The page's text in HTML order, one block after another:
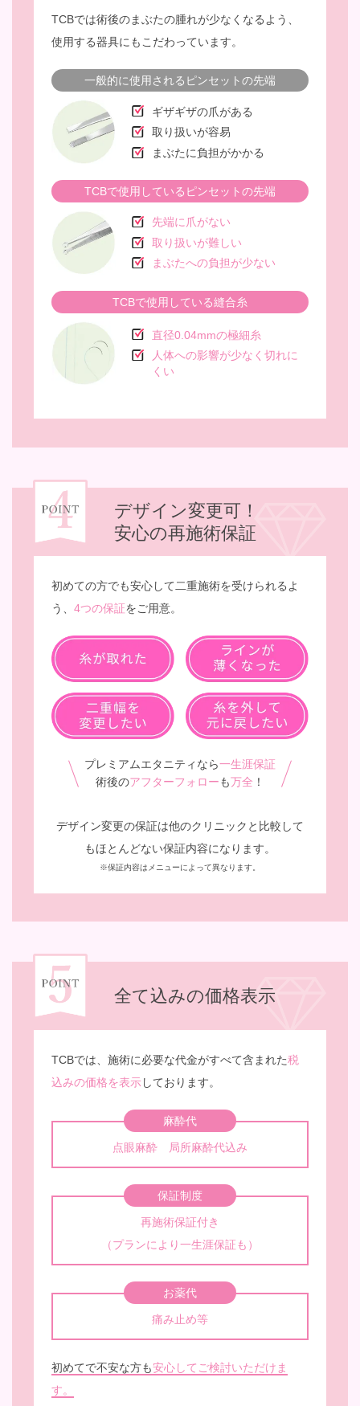
TCBでは術後のまぶたの腫れが少なくなるよう、
使用する器具にもこだわっています。
一般的に使用されるピンセットの先端
ギザギザの爪がある
取り扱いが容易
まぶたに負担がかかる
TCBで使用しているピンセットの先端
先端に爪がない
取り扱いが難しい
まぶたへの負担が少ない
TCBで使用している縫合糸
直径0.04mmの極細糸
人体への影響が少なく切れに
くい
デザイン変更可！
安心の再施術保証
初めての方でも安心して二重施術を受けられるよ
う、4つの保証をご用意。
プレミアムエタニティなら一生涯保証
術後のアフターフォローも万全 ！
デザイン変更の保証は他のクリニックと比較して
もほとんどない保証内容になります。
※保証内容はメニューによって異なります。
全て込みの価格表示
TCBでは、施術に必要な代金がすべて含まれた税
込みの価格を表示しております。
麻酔代
点眼麻酔 局所麻酔代込み
保証制度
再施術保証付き
（プランにより一生涯保証も）
お薬代
痛み止め等
初めてで不安な方も安心してご検討いただけま
す。